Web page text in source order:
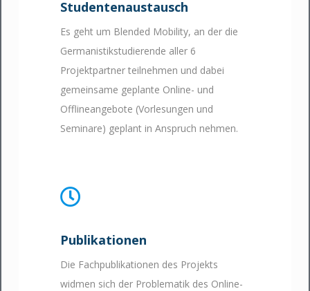
Studentenaustausch
Es geht um Blended Mobility, an der die
Germanistikstudierende aller 6
Projektpartner teilnehmen und dabei
gemeinsame geplante Online- und
Offlineangebote (Vorlesungen und
Seminare) geplant in Anspruch nehmen.
Publikationen
Die Fachpublikationen des Projekts
widmen sich der Problematik des Online-